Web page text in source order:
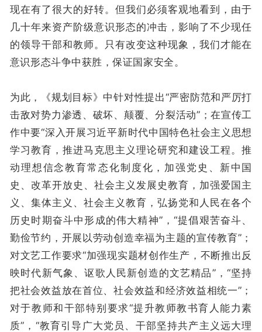
现在有了很大的好转。但我们必须客观地看到，由于
几十年来资产阶级意识形态的冲击，影响了不少现任
的领导干部和教师。只有改变这种现象，我们才能在
意识形态斗争中获胜，保证国家安全。
为此，《规划目标》中针对性提出“严密防范和严厉打
击敌对势力渗透、破坏、颠覆、分裂活动”；在宣传工
作中要“深入开展习近平新时代中国特色社会主义思想
学习教育，推进马克思主义理论研究和建设工程。推
动理想信念教育常态化制度化，加强党史、新中国
史、改革开放史、社会主义发展史教育，加强爱国主
义、集体主义、社会主义教育，弘扬党和人民在各个
历史时期奋斗中形成的伟大精神”，“提倡艰苦奋斗、
勤俭节约，开展以劳动创造幸福为主题的宣传教育”；
对文艺工作要求“加强现实题材创作生产，不断推出反
映时代新气象、讴歌人民新创造的文艺精品”，“坚持
把社会效益放在首位、社会效益和经济效益相统一”；
对于教师和干部特别要求“提升教师教书育人能力素
质”，“教育引导广大党员、干部坚持共产主义远大理